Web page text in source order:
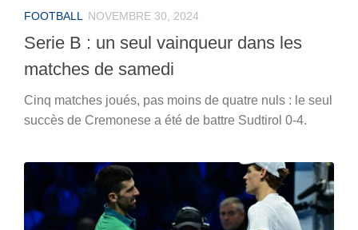
FOOTBALL NOVEMBRE 30, 2024
Serie B : un seul vainqueur dans les
matches de samedi
Cinq matches joués, pas moins de quatre nuls : le seul
succès de Cremonese a été de battre Sudtirol 0-4.